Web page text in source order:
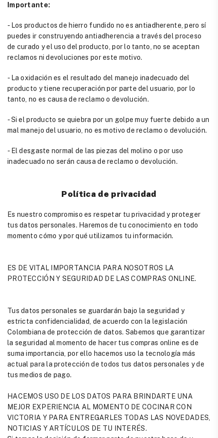
Importante:
- Los productos de hierro fundido no es antiadherente, pero sí
puedes ir construyendo antiadherencia a través del proceso
de curado y el uso del producto, por lo tanto, no se aceptan
reclamos ni devoluciones por este motivo.
- La oxidación es el resultado del manejo inadecuado del
producto y tiene recuperación por parte del usuario, por lo
tanto, no es causa de reclamo o devolución.
- Si el producto se quiebra por un golpe muy fuerte debido a un
mal manejo del usuario, no es motivo de reclamo o devolución.
- El desgaste normal de las piezas del molino o por uso
inadecuado no serán causa de reclamo o devolución.
Política de privacidad
Es nuestro compromiso es respetar tu privacidad y proteger
tus datos personales. Haremos de tu conocimiento en todo
momento cómo y por qué utilizamos tu información.
ES DE VITAL IMPORTANCIA PARA NOSOTROS LA
PROTECCIÓN Y SEGURIDAD DE LAS COMPRAS ONLINE.
Tus datos personales se guardarán bajo la seguridad y
estricta confidencialidad, de acuerdo con la legislación
Colombiana de protección de datos. Sabemos que garantizar
la seguridad al momento de hacer tus compras online es de
suma importancia, por ello hacemos uso la tecnología más
actual para la protección de todos tus datos personales y de
tus medios de pago.
HACEMOS USO DE LOS DATOS PARA BRINDARTE UNA
MEJOR EXPERIENCIA AL MOMENTO DE COCINAR CON
VICTORIA Y PARA ENTREGARLES TODAS LAS NOVEDADES,
NOTICIAS Y ARTÍCULOS DE TU INTERÉS.